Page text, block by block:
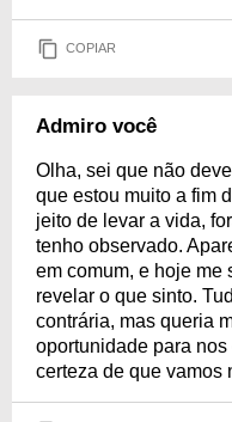
COPIAR
Admiro você
Olha, sei que não
que estou muito a fim
jeito de levar a vida,
tenho observado.
em comum, e hoje me
revelar o que sinto.
contrária, mas queria
oportunidade para
certeza de que vamos